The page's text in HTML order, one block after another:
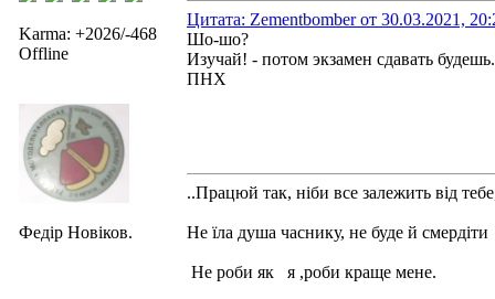
Karma: +2026/-468
Offline
Федір Новіков.
Цитата: Zementbomber от 30.03.2021,
Шо-шо?
Изучай! - потом экзамен сдавать
ПНХ
..Працюй так, ніби все залежить від
Не їла душа часнику, не буде й смердіти
Не роби як я ,роби краще мене.